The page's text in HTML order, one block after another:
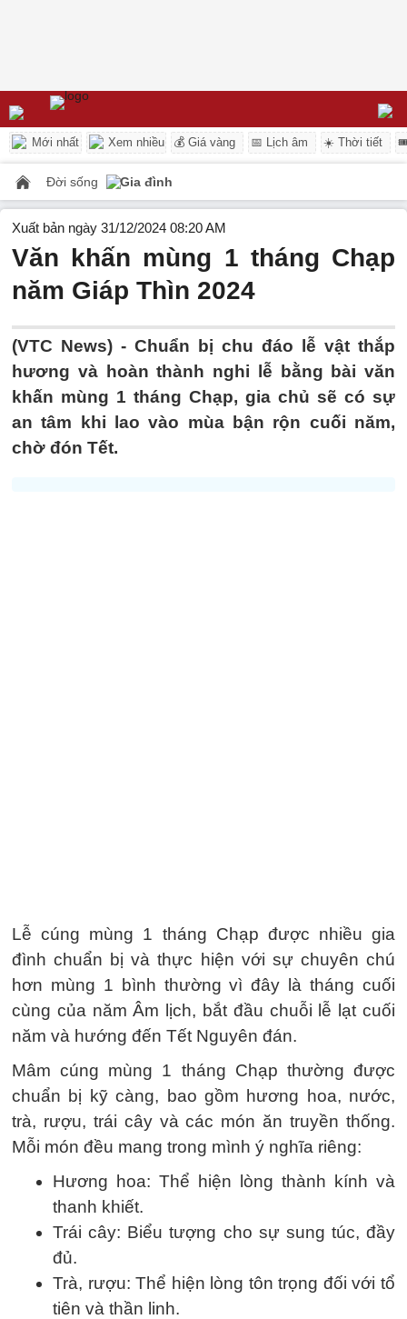
Mới nhất Xem nhiều 💰 Giá vàng 📅 Lịch âm ☀️ Thời tiết
Đời sống Gia đình
Xuất bản ngày 31/12/2024 08:20 AM
Văn khấn mùng 1 tháng Chạp
năm Giáp Thìn 2024
(VTC News) - Chuẩn bị chu đáo lễ vật thắp
hương và hoàn thành nghi lễ bằng bài văn
khấn mùng 1 tháng Chạp, gia chủ sẽ có sự
an tâm khi lao vào mùa bận rộn cuối năm,
chờ đón Tết.
Lễ cúng mùng 1 tháng Chạp được nhiều gia
đình chuẩn bị và thực hiện với sự chuyên chú
hơn mùng 1 bình thường vì đây là tháng cuối
cùng của năm Âm lịch, bắt đầu chuỗi lễ lạt cuối
năm và hướng đến Tết Nguyên đán.
Mâm cúng mùng 1 tháng Chạp thường được
chuẩn bị kỹ càng, bao gồm hương hoa, nước,
trà, rượu, trái cây và các món ăn truyền thống.
Mỗi món đều mang trong mình ý nghĩa riêng:
Hương hoa: Thể hiện lòng thành kính và
thanh khiết.
Trái cây: Biểu tượng cho sự sung túc, đầy
đủ.
Trà, rượu: Thể hiện lòng tôn trọng đối với tổ
tiên và thần linh.